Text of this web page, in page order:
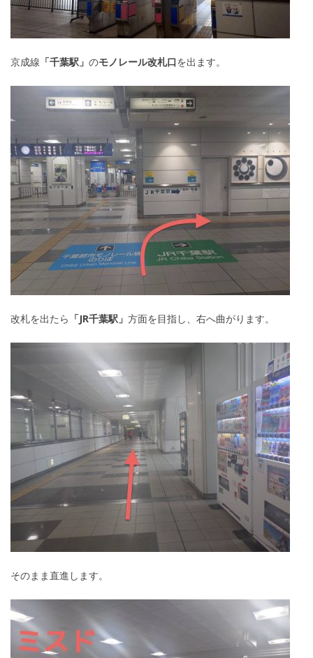
京成線 「千葉駅」 のモノレール改札口を出ます。
改札を出たら 「JR千葉駅」 方面を目指し、右へ曲がります。
そのまま直進します。